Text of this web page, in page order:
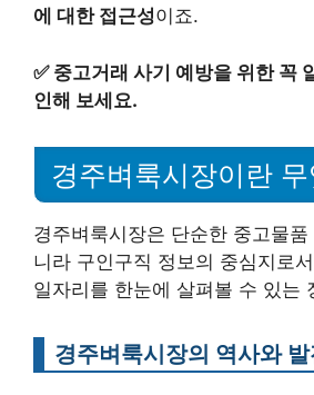
에 대한 접근성이죠.
✅ 중고거래 사기 예방을 위한 꼭
인해 보세요.
경주벼룩시장이란
경주벼룩시장은 단순한 중고물
니라 구인구직 정보의 중심지로
일자리를 한눈에 살펴볼 수 있는
경주벼룩시장의 역사와 발